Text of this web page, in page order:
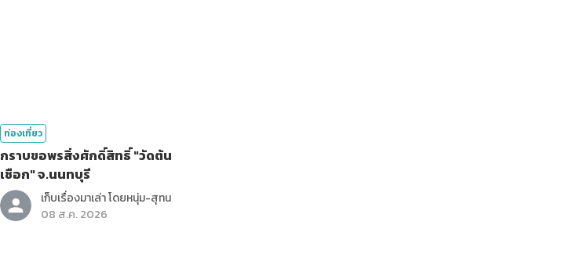
ท่องเที่ยว
กราบขอพรสิ่งศักดิ์สิทธิ์ "วัดต้น
เชือก" จ.นนทบุรี
เก็บเรื่องมาเล่า โดยหนุ่ม-สุทน
08 ส.ค. 2026